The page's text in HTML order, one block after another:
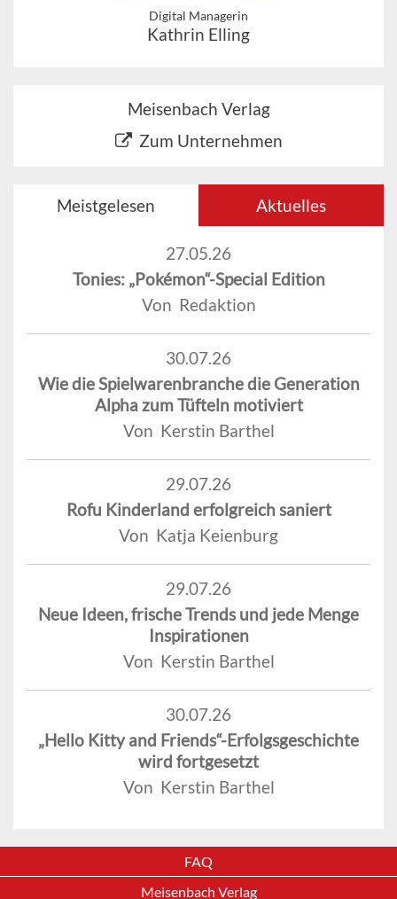
Digital Managerin
Kathrin Elling
Meisenbach Verlag
Zum Unternehmen
Meistgelesen Aktuelles
27.05.26
Tonies: „Pokémon“-Special Edition
Von Redaktion
30.07.26
Wie die Spielwarenbranche die Generation
Alpha zum Tüfteln motiviert
Von Kerstin Barthel
29.07.26
Rofu Kinderland erfolgreich saniert
Von Katja Keienburg
29.07.26
Neue Ideen, frische Trends und jede Menge
Inspirationen
Von Kerstin Barthel
30.07.26
„Hello Kitty and Friends“-Erfolgsgeschichte
wird fortgesetzt
Von Kerstin Barthel
FAQ
Meisenbach Verlag